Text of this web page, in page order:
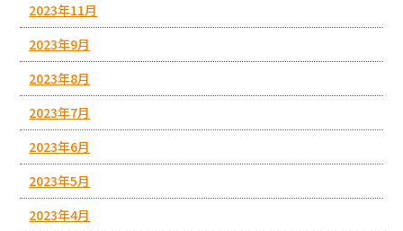
2023年11月
2023年9月
2023年8月
2023年7月
2023年6月
2023年5月
2023年4月